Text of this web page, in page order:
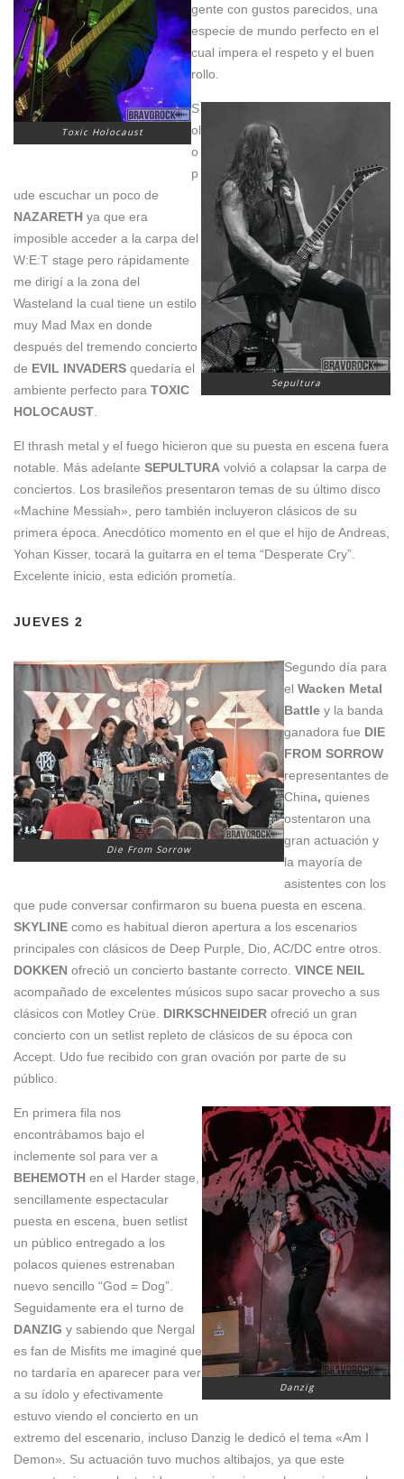
Toxic Holocaust
gente con gustos parecidos, una
especie de mundo perfecto en el
cual impera el respeto y el buen
rollo.
Sepultura
S
ol
o
p
ude escuchar un poco de
NAZARETH ya que era
imposible acceder a la carpa del
W:E:T stage pero rápidamente
me dirigí a la zona del
Wasteland la cual tiene un estilo
muy Mad Max en donde
después del tremendo concierto
de EVIL INVADERS quedaría el
ambiente perfecto para TOXIC
HOLOCAUST
El thrash metal y el fuego hicieron que su puesta en escena fuera
notable. Más adelante SEPULTURA volvió a colapsar la carpa de
conciertos. Los brasileños presentaron temas de su último disco
«Machine Messiah», pero también incluyeron clásicos de su
primera época. Anecdótico momento en el que el hijo de Andreas,
Yohan Kisser, tocará la guitarra en el tema “Desperate Cry”.
Excelente inicio, esta edición prometía.
JUEVES 2
Die From Sorrow
Segundo día para
el Wacken Metal
Battle y la banda
ganadora fue DIE
FROM SORROW
representantes de
China, quienes
ostentaron una
gran actuación y
la mayoría de
asistentes con los
que pude conversar confirmaron su buena puesta en escena.
SKYLINE como es habitual dieron apertura a los escenarios
principales con clásicos de Deep Purple, Dio, AC/DC entre otros.
DOKKEN ofreció un concierto bastante correcto. VINCE NEIL
acompañado de excelentes músicos supo sacar provecho a sus
clásicos con Motley Crüe. DIRKSCHNEIDER ofreció un gran
concierto con un setlist repleto de clásicos de su época con
Accept. Udo fue recibido con gran ovación por parte de su
público.
Danzig
En primera fila nos
encontrábamos bajo el
inclemente sol para ver a
BEHEMOTH en el Harder stage,
sencillamente espectacular
puesta en escena, buen setlist
un público entregado a los
polacos quienes estrenaban
nuevo sencillo “God = Dog”.
Seguidamente era el turno de
DANZIG y sabiendo que Nergal
es fan de Misfits me imaginé que
no tardaría en aparecer para ver
a su ídolo y efectivamente
estuvo viendo el concierto en un
extremo del escenario, incluso Danzig le dedicó el tema «Am I
Demon». Su actuación tuvo muchos altibajos, ya que este